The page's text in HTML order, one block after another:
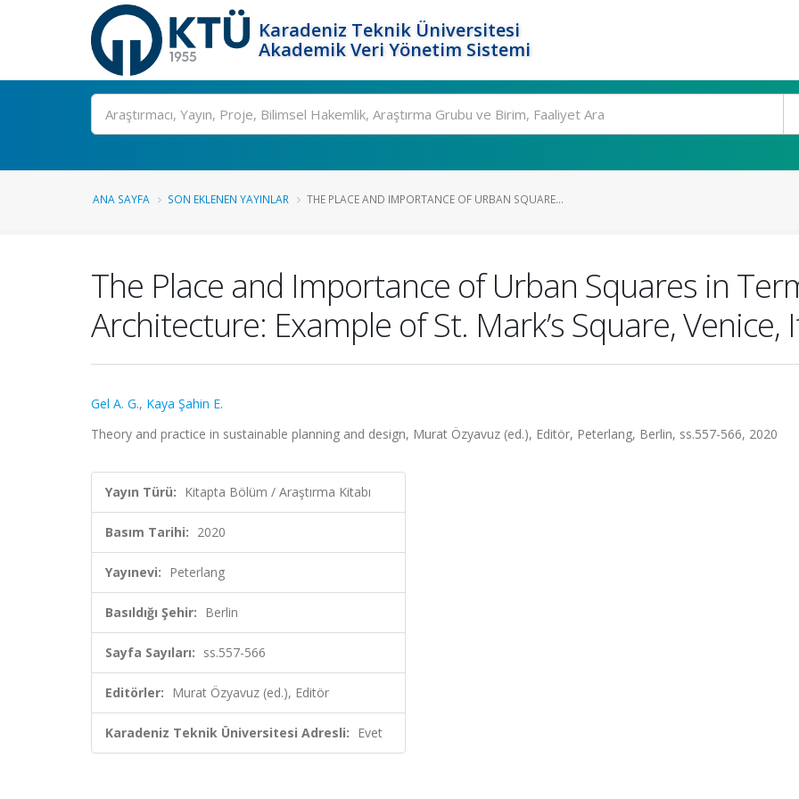
Karadeniz Teknik Üniversitesi
Akademik Veri Yönetim Sistemi
Ara
ANA SAYFA SON EKLENEN YAYINLAR THE PLACE AND IMPORTANCE OF URBAN SQUARE...
The Place and Importance of Urban Squares in
Architecture: Example of St. Mark’s Square, Venice,
Gel A. G., Kaya Şahin E.
Theory and practice in sustainable planning and design, Murat Özyavuz (ed.), Editör, Peterlang, Berlin, ss.557-566, 2020
Yayın Türü: Kitapta Bölüm / Araştırma Kitabı
Basım Tarihi: 2020
Yayınevi: Peterlang
Basıldığı Şehir: Berlin
Sayfa Sayıları: ss.557-566
Editörler: Murat Özyavuz (ed.), Editör
Karadeniz Teknik Üniversitesi Adresli: Evet